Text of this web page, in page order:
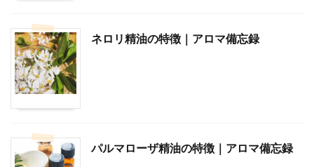
ネロリ精油の特徴｜アロマ備忘録
パルマローザ精油の特徴｜アロマ備忘録